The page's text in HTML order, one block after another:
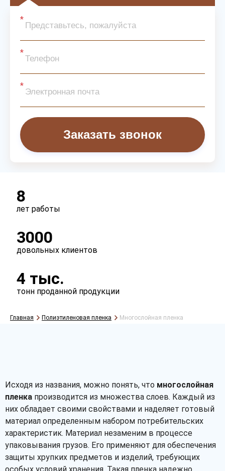
Заказать звонок
8
лет работы
3000
довольных клиентов
4 тыс.
тонн проданной продукции
Главная Полиэтиленовая пленка Многослойная пленка
Исходя из названия, можно понять, что многослойная
пленка производится из множества слоев. Каждый из
них обладает своими свойствами и наделяет готовый
материал определенным набором потребительских
характеристик. Материал незаменим в процессе
упаковывания грузов. Его применяют для обеспечения
защиты хрупких предметов и изделий, требующих